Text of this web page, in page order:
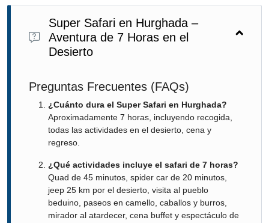
Super Safari en Hurghada –
Aventura de 7 Horas en el
Desierto
Preguntas Frecuentes (FAQs)
¿Cuánto dura el Super Safari en Hurghada?
Aproximadamente 7 horas, incluyendo recogida,
todas las actividades en el desierto, cena y
regreso.
¿Qué actividades incluye el safari de 7 horas?
Quad de 45 minutos, spider car de 20 minutos,
jeep 25 km por el desierto, visita al pueblo
beduino, paseos en camello, caballos y burros,
mirador al atardecer, cena buffet y espectáculo de